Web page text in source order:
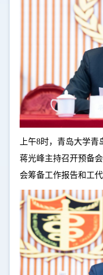
上午8时，青岛大学
蒋光峰主持召开预备
会筹备工作报告和工